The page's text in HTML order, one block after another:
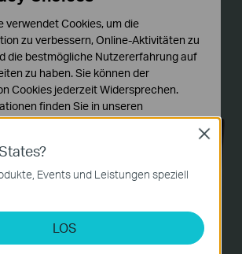
sind diese in das Powerline-
Events und Leistungen speziell
LOS
Close
verwendet Cookies, um die
zu verbessern, Online-Aktivitäten zu
die bestmögliche Nutzererfahrung auf
zu haben. Sie können der
Cookies jederzeit Widersprechen.
finden Sie in unseren
.
können in Ihren Systemen nicht
Cookies
ermöglichen es uns, Ihre Aktivitäten